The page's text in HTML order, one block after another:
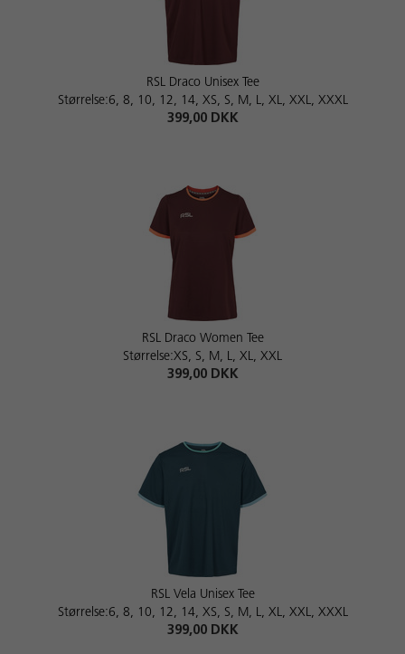
RSL Draco Unisex Tee
Størrelse:6, 8, 10, 12, 14, XS, S, M, L, XL, XXL, XXXL
399,00 DKK
RSL Draco Women Tee
Størrelse:XS, S, M, L, XL, XXL
399,00 DKK
RSL Vela Unisex Tee
Størrelse:6, 8, 10, 12, 14, XS, S, M, L, XL, XXL, XXXL
399,00 DKK